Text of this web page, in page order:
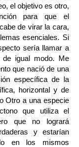
el objetivo es otro,
para que el
de virar la cara,
esenciales. Si
sería llamar a
igual modo. Me
que nació de una
específica de la
horizontal y de
Otro a una especie
que utiliza el
que no logrará
y estarían
en los mismos